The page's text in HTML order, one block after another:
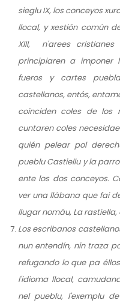
sieglu IX, los conceyos
llocal, y xestión común
XIII, n'arees cristianes
principiaren a imponer
fueros y cartes
castellanos, entós,
coinciden coles de los
cuntaren coles
quién pelear pol
pueblu Castiellu y la
ente los dos conceyos.
ver una llábana que fai
llugar nomáu, La rastiella,
Los escribanos
nun entendín, nin traza
refugando lo que pa
l'idioma llocal,
nel pueblu, l'exemplu